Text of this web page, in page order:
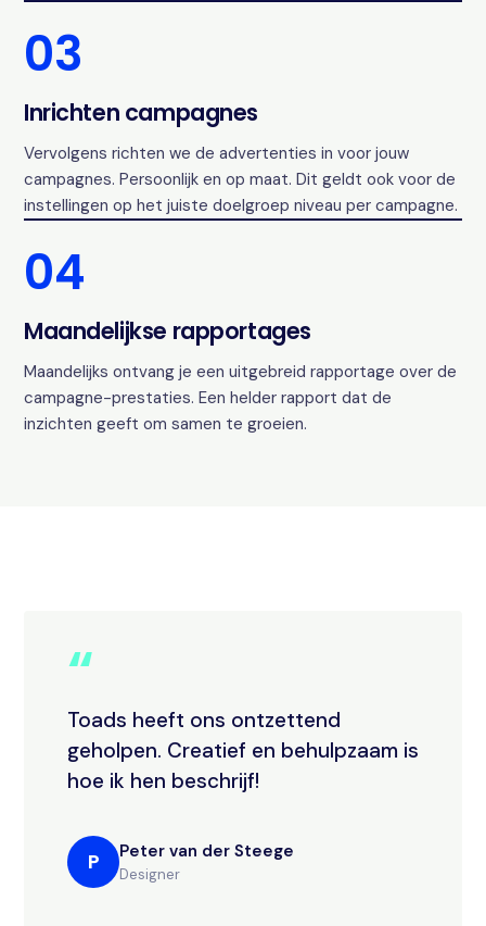
03
Inrichten campagnes
Vervolgens richten we de advertenties in voor jouw
campagnes. Persoonlijk en op maat. Dit geldt ook voor de
instellingen op het juiste doelgroep niveau per campagne.
04
Maandelijkse rapportages
Maandelijks ontvang je een uitgebreid rapportage over de
campagne-prestaties. Een helder rapport dat de
inzichten geeft om samen te groeien.
“
Toads heeft ons ontzettend
geholpen. Creatief en behulpzaam is
hoe ik hen beschrijf!
P Peter van der Steege
Designer